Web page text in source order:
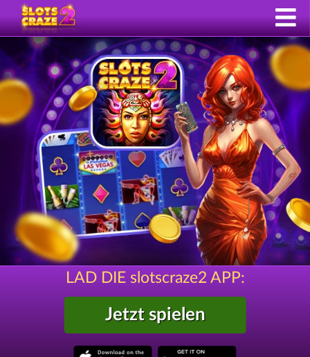
LAD DIE slotscraze2 APP:
Jetzt spielen